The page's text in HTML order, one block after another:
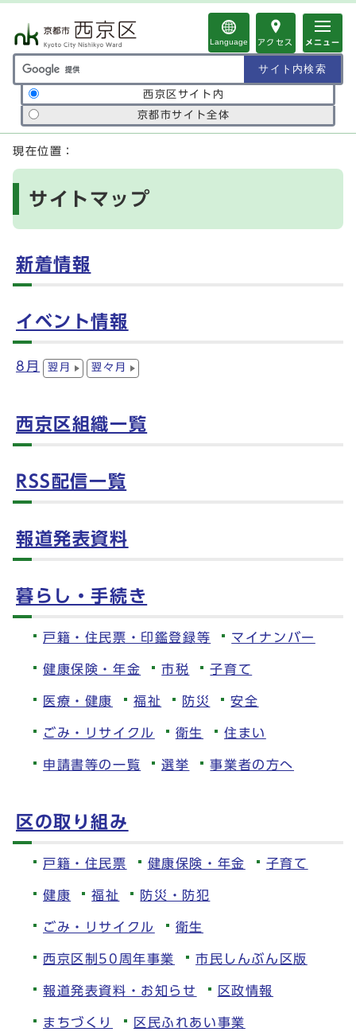
Language アクセス メニュー
サイト内検索の範囲
西京区サイト内
京都市サイト全体
ここから本文です
現在位置：
サイトマップ
新着情報
イベント情報
8月 翌月 翌々月
西京区組織一覧
RSS配信一覧
報道発表資料
暮らし・手続き
戸籍・住民票・印鑑登録等 マイナンバー
健康保険・年金 市税 子育て
医療・健康 福祉 防災 安全
ごみ・リサイクル 衛生 住まい
申請書等の一覧 選挙 事業者の方へ
区の取り組み
戸籍・住民票 健康保険・年金 子育て
健康 福祉 防災・防犯
ごみ・リサイクル 衛生
西京区制50周年事業 市民しんぶん区版
報道発表資料・お知らせ 区政情報
まちづくり 区民ふれあい事業